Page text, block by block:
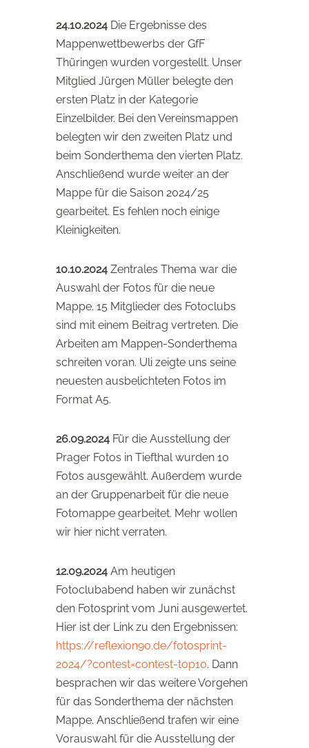
24.10.2024Die Ergebnisse des
Mappenwettbewerbs der GfF
Thüringen wurden vorgestellt. Unser
Mitglied Jürgen Müller belegte den
ersten Platz in der Kategorie
Einzelbilder. Bei den Vereinsmappen
belegten wir den zweiten Platz und
beim Sonderthema den vierten Platz.
Anschließend wurde weiter an der
Mappe für die Saison 2024/25
gearbeitet. Es fehlen noch einige
Kleinigkeiten.
10.10.2024 Zentrales Thema war die
Auswahl der Fotos für die neue
Mappe. 15 Mitglieder des Fotoclubs
sind mit einem Beitrag vertreten. Die
Arbeiten am Mappen-Sonderthema
schreiten voran. Uli zeigte uns seine
neuesten ausbelichteten Fotos im
Format A5.
26.09.2024 Für die Ausstellung der
Prager Fotos in Tiefthal wurden 10
Fotos ausgewählt. Außerdem wurde
an der Gruppenarbeit für die neue
Fotomappe gearbeitet. Mehr wollen
wir hier nicht verraten.
12.09.2024 Am heutigen
Fotoclubabend haben wir zunächst
den Fotosprint vom Juni ausgewertet.
Hier ist der Link zu den Ergebnissen:
https://reflexion90.de/fotosprint-
2024/?contest=contest-top10. Dann
besprachen wir das weitere Vorgehen
für das Sonderthema der nächsten
Mappe. Anschließend trafen wir eine
Vorauswahl für die Ausstellung der